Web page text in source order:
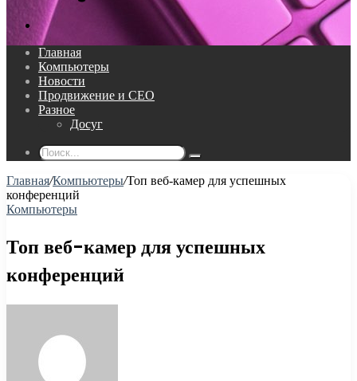
Поиск...
Главная
Компьютеры
Новости
Продвижение и СЕО
Разное
Досуг
Поиск...
Главная/Компьютеры/Топ веб-камер для успешных
конференций
Компьютеры
Топ веб-камер для успешных
конференций